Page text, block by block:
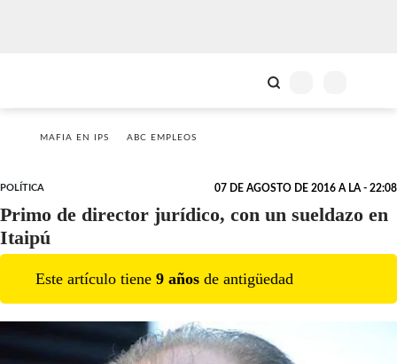
MAFIA EN IPS ABC EMPLEOS
POLÍTICA 07 DE AGOSTO DE 2016 A LA - 22:08
Primo de director jurídico, con un sueldazo en
Itaipú
Este artículo tiene 9 años de antigüedad